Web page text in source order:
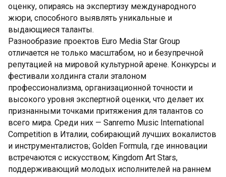
оценку, опираясь на экспертизу международного
жюри, способного выявлять уникальные и
выдающиеся таланты.
Разнообразие проектов Euro Media Star Group
отличается не только масштабом, но и безупречной
репутацией на мировой культурной арене. Конкурсы и
фестивали холдинга стали эталоном
профессионализма, организационной точности и
высокого уровня экспертной оценки, что делает их
признанными точками притяжения для талантов со
всего мира. Среди них — Sanremo Music International
Competition в Италии, собирающий лучших вокалистов
и инструменталистов; Golden Formula, где инновации
встречаются с искусством; Kingdom Art Stars,
поддерживающий молодых исполнителей на раннем